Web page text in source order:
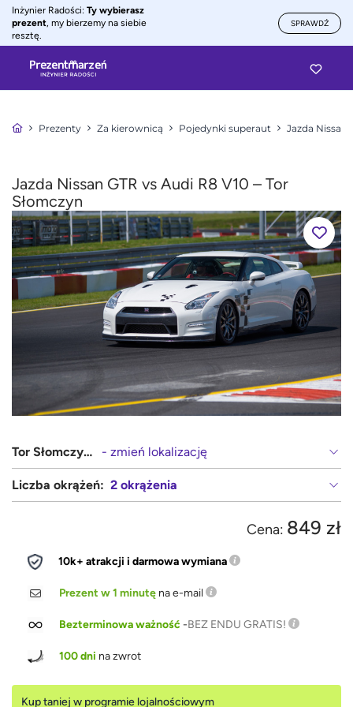
Inżynier Radości: Ty wybierasz
prezent, my bierzemy na siebie
resztę.
SPRAWDŹ
Prezenty Za kierownicą Pojedynki superaut Jazda Nissan
Jazda Nissan GTR vs Audi R8 V10 – Tor
Słomczyn
Tor Słomczyn (Warszawa, Grójec) - zmień lokalizację
Liczba okrążeń: 2 okrążenia
Cena: 849 zł
10k+ atrakcji i darmowa wymiana
Prezent w 1 minutę na e-mail
Bezterminowa ważność-BEZ ENDU GRATIS!
100 dni na zwrot
Kup taniej w programie lojalnościowym